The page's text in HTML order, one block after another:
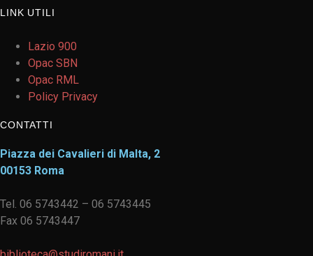
LINK UTILI
Lazio 900
Opac SBN
Opac RML
Policy Privacy
CONTATTI
Piazza dei Cavalieri di Malta, 2
00153 Roma
Tel. 06 5743442 – 06 5743445
Fax 06 5743447